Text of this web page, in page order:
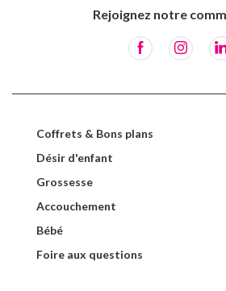
Rejoignez notre
Coffrets & Bons plans
Désir d'enfant
Grossesse
Accouchement
Bébé
Foire aux questions